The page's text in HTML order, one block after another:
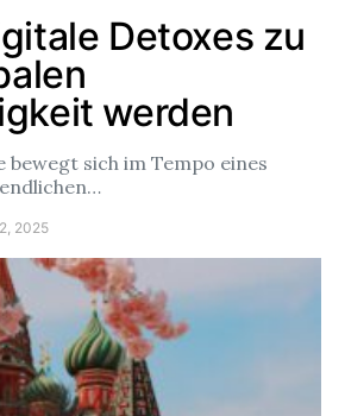
Detoxes zu
werden
bewegt sich im Tempo eines
2025